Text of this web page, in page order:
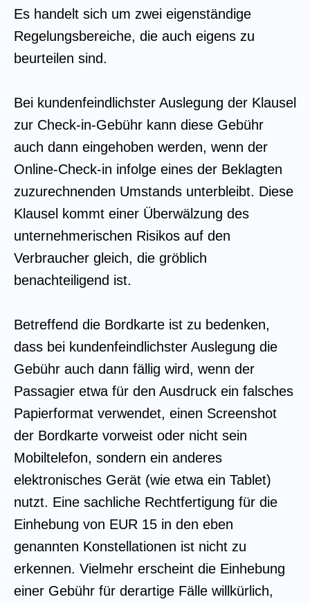
Es handelt sich um zwei eigenständige
Regelungsbereiche, die auch eigens zu
beurteilen sind.
Bei kundenfeindlichster Auslegung der Klausel
zur Check-in-Gebühr kann diese Gebühr
auch dann eingehoben werden, wenn der
Online-Check-in infolge eines der Beklagten
zuzurechnenden Umstands unterbleibt. Diese
Klausel kommt einer Überwälzung des
unternehmerischen Risikos auf den
Verbraucher gleich, die gröblich
benachteiligend ist.
Betreffend die Bordkarte ist zu bedenken,
dass bei kundenfeindlichster Auslegung die
Gebühr auch dann fällig wird, wenn der
Passagier etwa für den Ausdruck ein falsches
Papierformat verwendet, einen Screenshot
der Bordkarte vorweist oder nicht sein
Mobiltelefon, sondern ein anderes
elektronisches Gerät (wie etwa ein Tablet)
nutzt. Eine sachliche Rechtfertigung für die
Einhebung von EUR 15 in den eben
genannten Konstellationen ist nicht zu
erkennen. Vielmehr erscheint die Einhebung
einer Gebühr für derartige Fälle willkürlich,